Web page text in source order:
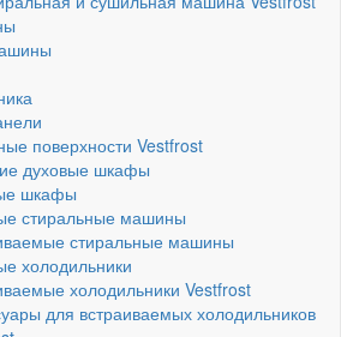
поверхности Vestfrost
духовые шкафы
шкафы
стиральные машины
стиральные машины
холодильники
холодильники Vestfrost
для встраиваемых холодильников